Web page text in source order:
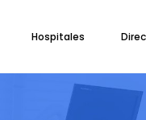
Hospitales